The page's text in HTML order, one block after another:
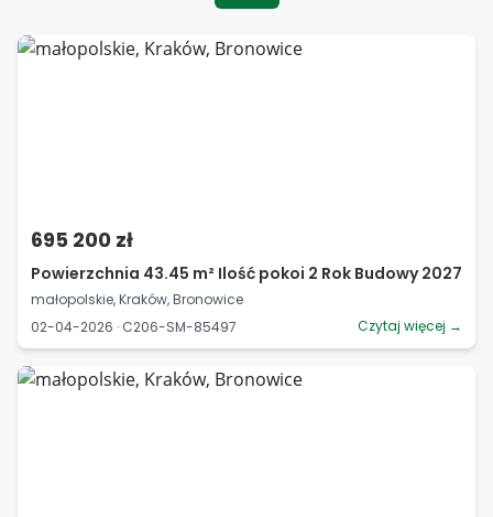
695 200 zł
Powierzchnia 43.45 m² Ilość pokoi 2 Rok Budowy 2027
małopolskie, Kraków, Bronowice
02-04-2026 · C206-SM-85497
Czytaj więcej →